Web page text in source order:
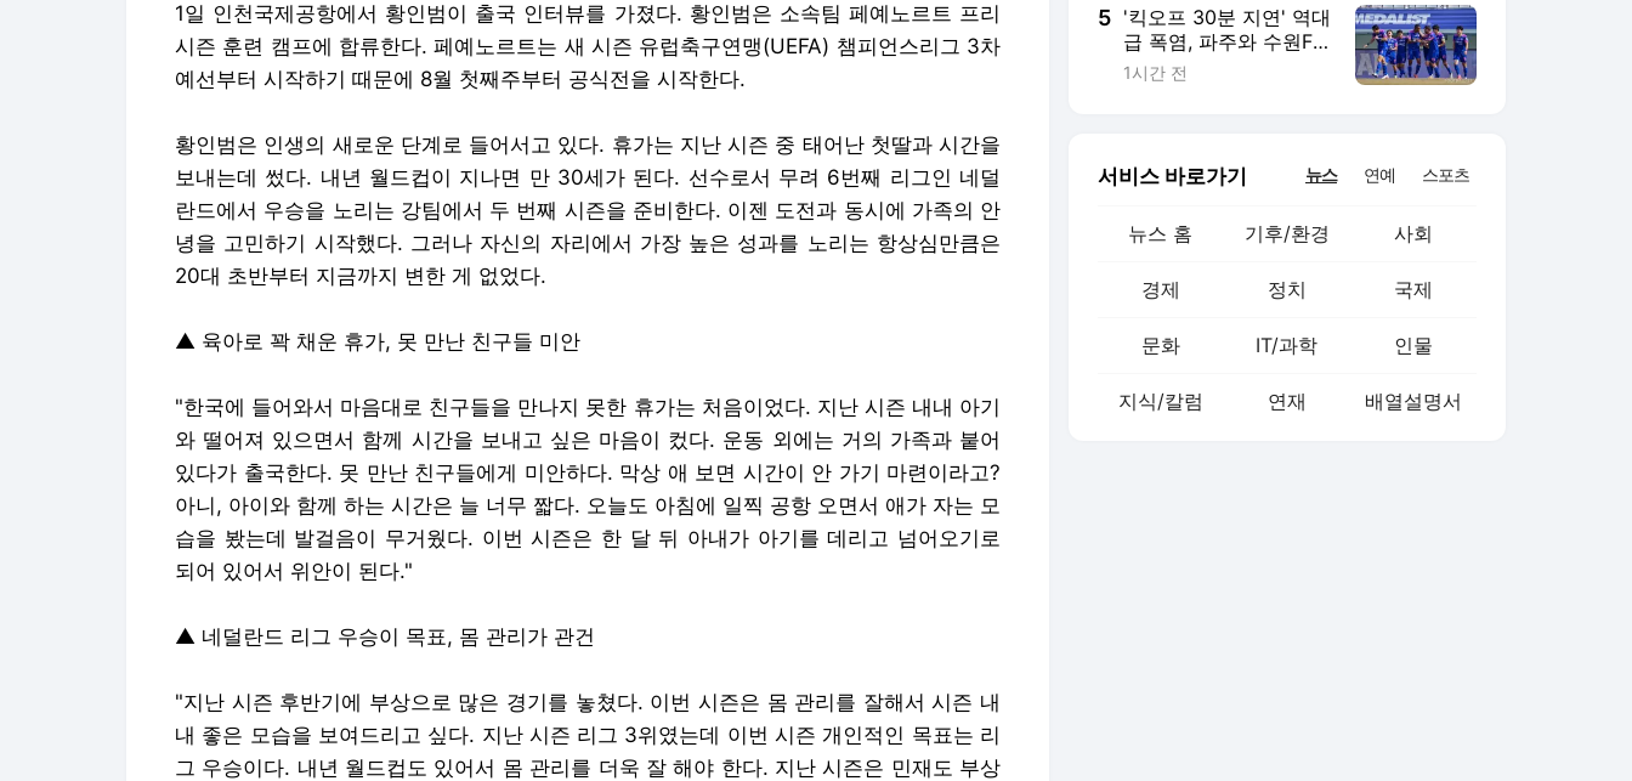
1일 인천국제공항에서 황인범이 출국 인터뷰를 가졌다. 황인범은 소속팀 페예노르트 프리
시즌 훈련 캠프에 합류한다. 페예노르트는 새 시즌 유럽축구연맹(UEFA) 챔피언스리그 3차
예선부터 시작하기 때문에 8월 첫째주부터 공식전을 시작한다.
황인범은 인생의 새로운 단계로 들어서고 있다. 휴가는 지난 시즌 중 태어난 첫딸과 시간을
보내는데 썼다. 내년 월드컵이 지나면 만 30세가 된다. 선수로서 무려 6번째 리그인 네덜
란드에서 우승을 노리는 강팀에서 두 번째 시즌을 준비한다. 이젠 도전과 동시에 가족의 안
녕을 고민하기 시작했다. 그러나 자신의 자리에서 가장 높은 성과를 노리는 항상심만큼은
20대 초반부터 지금까지 변한 게 없었다.
▲ 육아로 꽉 채운 휴가, 못 만난 친구들 미안
"한국에 들어와서 마음대로 친구들을 만나지 못한 휴가는 처음이었다. 지난 시즌 내내 아기
와 떨어져 있으면서 함께 시간을 보내고 싶은 마음이 컸다. 운동 외에는 거의 가족과 붙어
있다가 출국한다. 못 만난 친구들에게 미안하다. 막상 애 보면 시간이 안 가기 마련이라고?
아니, 아이와 함께 하는 시간은 늘 너무 짧다. 오늘도 아침에 일찍 공항 오면서 애가 자는 모
습을 봤는데 발걸음이 무거웠다. 이번 시즌은 한 달 뒤 아내가 아기를 데리고 넘어오기로
되어 있어서 위안이 된다."
▲ 네덜란드 리그 우승이 목표, 몸 관리가 관건
"지난 시즌 후반기에 부상으로 많은 경기를 놓쳤다. 이번 시즌은 몸 관리를 잘해서 시즌 내
내 좋은 모습을 보여드리고 싶다. 지난 시즌 리그 3위였는데 이번 시즌 개인적인 목표는 리
그 우승이다. 내년 월드컵도 있어서 몸 관리를 더욱 잘 해야 한다. 지난 시즌은 민재도 부상
5 '킥오프 30분 지연' 역대
급 폭염, 파주와 수원FC
가 물러설 수 없는 이유
1시간 전
서비스 바로가기 뉴스 연예 스포츠
뉴스 홈 기후/환경 사회
경제 정치 국제
문화 IT/과학 인물
지식/칼럼 연재 배열설명서